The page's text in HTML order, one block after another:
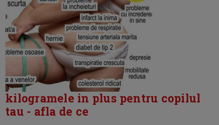
kilogramele in plus pentru copilul
tau - afla de ce